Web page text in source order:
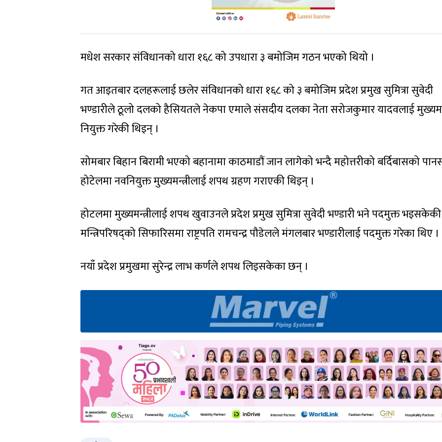
मधेश सरकार संविधानको धारा १६८ को उपधारा ३ बमोजिम गठन भएको थियो ।
गत आइतबार दलहरूलाई छलेर संविधानको धारा १६८ को ३ बमोजिम प्रदेश प्रमुख सुमित्रा सुवेदी
भण्डारीले ठूलो दलको हैसियतले नेकपा एमाले संसदीय दलका नेता सरोजकुमार यादवलाई
नियुक्त गरेकी थिइन् ।
सोमबार बिहान बिरामी भएको बहानामा काठमाडौं जान लागेको भन्दै महोत्तरीको बर्दिबासको
होटेलमा नवनियुक्त मुख्यमन्त्रीलाई शपथ ग्रहण गराएकी थिइन् ।
होटलमा मुख्यमन्त्रीलाई शपथ खुवाउनले प्रदेश प्रमुख सुमित्रा सुवेदी भण्डारी भने पदमुक्त
मन्त्रिपरिषद्को सिफारिसमा राष्ट्रपति रामचन्द्र पौडेलले मंगलबार भण्डारीलाई पदमुक्त गरेका थिए ।
नयाँ प्रदेश प्रमुखमा सुरेन्द्र लाभ कर्णले शपथ लिइसकेका छन् ।